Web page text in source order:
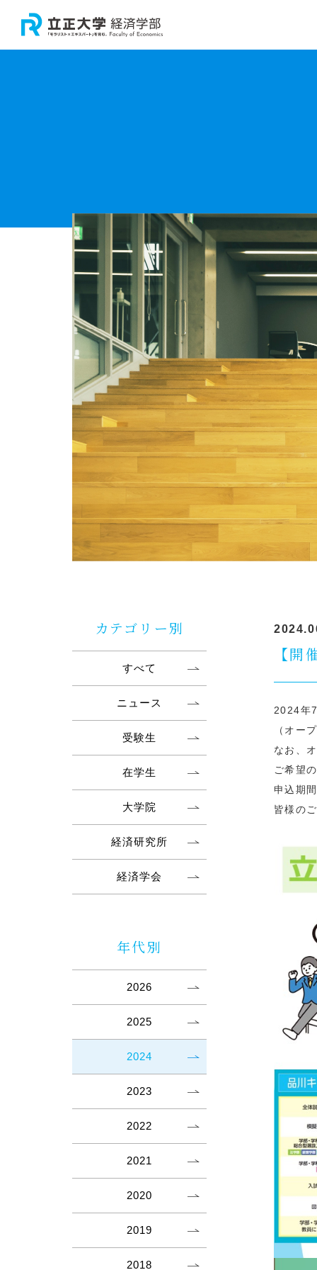
経
カテゴリー別
すべて
ニュース
受験生
在学生
大学院
経済研究所
経済学会
年代別
2026
2025
2024
2023
2022
2021
2020
2019
2018
【
2024年
（オー
なお、
ご希望
申込期
皆様の